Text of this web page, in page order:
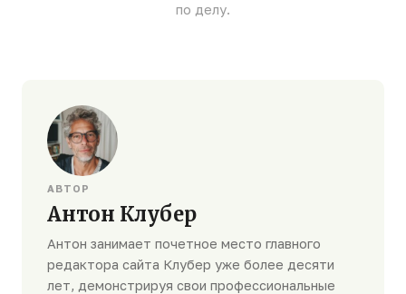
по делу.
АВТОР
Антон Клубер
Антон занимает почетное место главного
редактора сайта Клубер уже более десяти
лет, демонстрируя свои профессиональные